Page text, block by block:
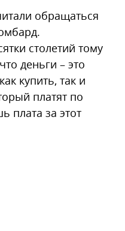
обращаться
столетий тому
деньги – это
купить, так и
платят по
плата за этот